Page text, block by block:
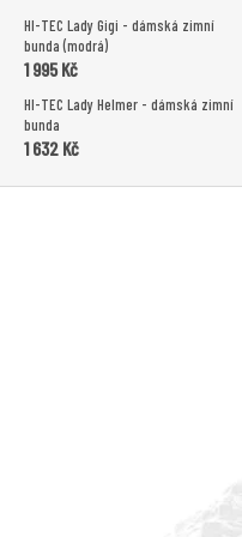
HI-TEC Lady Gigi - dámská zimní
bunda (modrá)
1 995 Kč
HI-TEC Lady Helmer - dámská zimní
bunda
1 632 Kč